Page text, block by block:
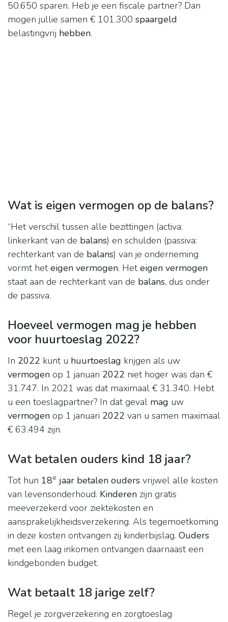
50.650 sparen. Heb je een fiscale partner? Dan
mogen jullie samen € 101.300 spaargeld
belastingvrij hebben.
Wat is eigen vermogen op de balans?
“Het verschil tussen alle bezittingen (activa:
linkerkant van de balans) en schulden (passiva:
rechterkant van de balans) van je onderneming
vormt heteigen vermogen. Heteigen vermogen
staat aan de rechterkant van de balans, dus onder
de passiva.
Hoeveel vermogen mag je hebben
voor huurtoeslag 2022?
In 2022 kunt u huurtoeslag krijgen als uw
vermogen op 1 januari 2022 niet hoger was dan €
31.747. In 2021 was dat maximaal € 31.340. Hebt
u een toeslagpartner? In dat geval mag uw
vermogen op 1 januari 2022 van u samen maximaal
€ 63.494 zijn.
Wat betalen ouders kind 18 jaar?
Tot hun 18e jaar betalen ouders vrijwel alle kosten
van levensonderhoud. Kinderen zijn gratis
meeverzekerd voor ziektekosten en
aansprakelijkheidsverzekering. Als tegemoetkoming
in deze kosten ontvangen zij kinderbijslag. Ouders
met een laag inkomen ontvangen daarnaast een
kindgebonden budget.
Wat betaalt 18 jarige zelf?
Regel je zorgverzekering en zorgtoeslag